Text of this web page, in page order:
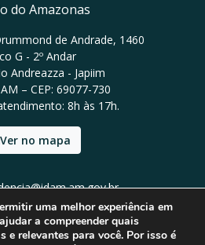
do Amazonas
de Andrade, 1460
G - 2º Andar
Andreazza - Japiim
– CEP: 69077-730
8h às 17h.
Ver no mapa
98452-9911
uma melhor experiência em
a compreender quais
e relevantes para você. Por isso é